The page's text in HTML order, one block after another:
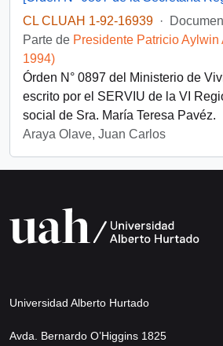
CL CLUAH 1-92-16939 ·
Parte de Presidente Patricio Aylwin
1994)
Órden N° 0897 del Ministerio de
escrito por el SERVIU de la VI
social de Sra. María Teresa Pavéz.
Araya Olave, Juan Carlos
Universidad Alberto Hurtado
Avda. Bernardo O’Higgins 1825